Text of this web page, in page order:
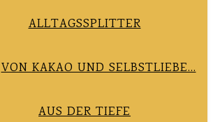
ALLTAGSSPLITTER
VON KAKAO UND SELBSTLIEBE…
AUS DER TIEFE